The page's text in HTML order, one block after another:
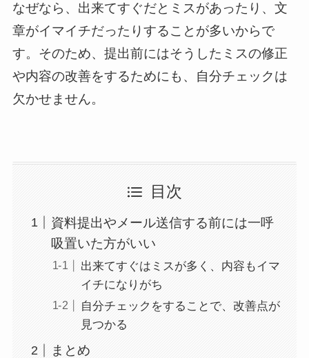
なぜなら、出来てすぐだとミスがあったり、文
章がイマイチだったりすることが多いからで
す。そのため、提出前にはそうしたミスの修正
や内容の改善をするためにも、自分チェックは
欠かせません。
目次
資料提出やメール送信する前には一呼
吸置いた方がいい
出来てすぐはミスが多く、内容もイマ
イチになりがち
自分チェックをすることで、改善点が
見つかる
まとめ